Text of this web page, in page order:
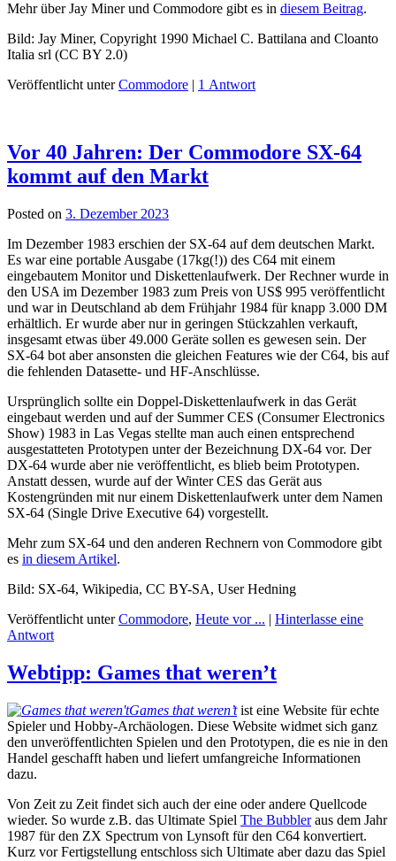
Mehr über Jay Miner und Commodore gibt es in diesem Beitrag.
Bild: Jay Miner, Copyright 1990 Michael C. Battilana and Cloanto
Italia srl (CC BY 2.0)
Veröffentlicht unterCommodore 1 Antwort
Vor 40 Jahren: Der Commodore SX-64
kommt auf den Markt
Posted on 3. Dezember 2023
Im Dezember 1983 erschien der SX-64 auf dem deutschen Markt.
Es war eine portable Ausgabe (17kg(!)) des C64 mit einem
eingebautem Monitor und Diskettenlaufwerk. Der Rechner wurde in
den USA im Dezember 1983 zum Preis von US$ 995 veröffentlicht
und war in Deutschland ab dem Frühjahr 1984 für knapp 3.000 DM
erhältlich. Er wurde aber nur in geringen Stückzahlen verkauft,
insgesamt etwas über 49.000 Geräte sollen es gewesen sein. Der
SX-64 bot aber ansonsten die gleichen Features wie der C64, bis auf
die fehlenden Datasette- und HF-Anschlüsse.
Ursprünglich sollte ein Doppel-Diskettenlaufwerk in das Gerät
eingebaut werden und auf der Summer CES (Consumer Electronics
Show) 1983 in Las Vegas stellte man auch einen entsprechend
ausgestatteten Prototypen unter der Bezeichnung DX-64 vor. Der
DX-64 wurde aber nie veröffentlicht, es blieb beim Prototypen.
Anstatt dessen, wurde auf der Winter CES das Gerät aus
Kostengründen mit nur einem Diskettenlaufwerk unter dem Namen
SX-64 (Single Drive Executive 64) vorgestellt.
Mehr zum SX-64 und den anderen Rechnern von Commodore gibt
es in diesem Artikel.
Bild: SX-64, Wikipedia, CC BY-SA, User Hedning
Veröffentlicht unterCommodore, Heute vor ... | Hinterlasse eine
Antwort
Webtipp: Games that weren’t
Games that weren’tist eine Website für echte
Spieler und Hobby-Archäologen. Diese Website widmet sich ganz
den unveröffentlichten Spielen und den Prototypen, die es nie in den
Handel geschafft haben und liefert umfangreiche Informationen
dazu.
Von Zeit zu Zeit findet sich auch der eine oder andere Quellcode
wieder. So wurde z.B. das Ultimate Spiel The Bubbleraus dem Jahr
1987 für den ZX Spectrum von Lynsoft für den C64 konvertiert.
Kurz vor Fertigstellung entschloss sich Ultimate aber dazu das Spiel